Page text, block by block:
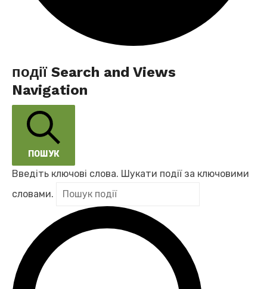
події
for
30.11.2024
події Search and Views
Navigation
ПОШУК
Введіть ключові слова. Шукати події за ключовими
словами.